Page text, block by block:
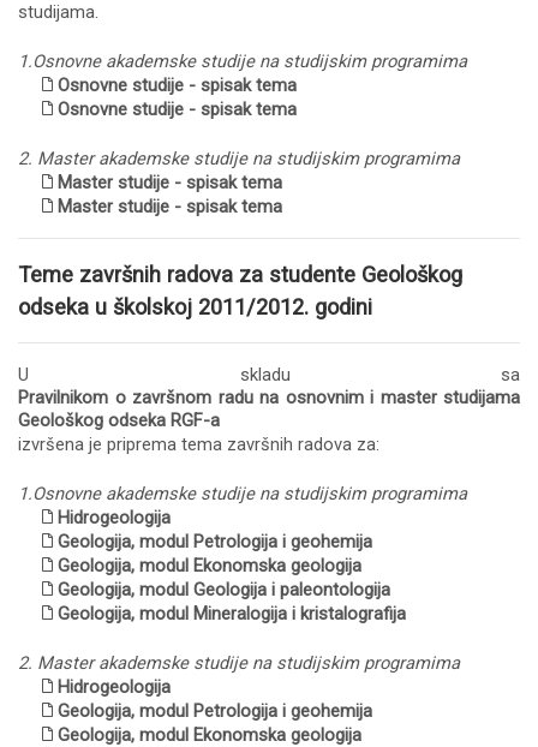
studijama.
1.Osnovne akademske studije na studijskim programima
Osnovne studije - spisak tema
Osnovne studije - spisak tema
2. Master akademske studije na studijskim programima
Master studije - spisak tema
Master studije - spisak tema
Teme završnih radova za studente Geološkog
odseka u školskoj 2011/2012. godini
U skladu sa
Pravilnikom o završnom radu na osnovnim i master studijama
Geološkog odseka RGF-a
izvršena je priprema tema završnih radova za:
1.Osnovne akademske studije na studijskim programima
Hidrogeologija
Geologija, modul Petrologija i geohemija
Geologija, modul Ekonomska geologija
Geologija, modul Geologija i paleontologija
Geologija, modul Mineralogija i kristalografija
2. Master akademske studije na studijskim programima
Hidrogeologija
Geologija, modul Petrologija i geohemija
Geologija, modul Ekonomska geologija